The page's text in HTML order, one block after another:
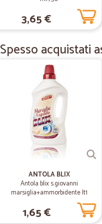
3,65 €
Spesso acquistati
ANTOLA BLIX
Antola blix s.giovanni
marsiglia+ammorbidente lt1
1,65 €